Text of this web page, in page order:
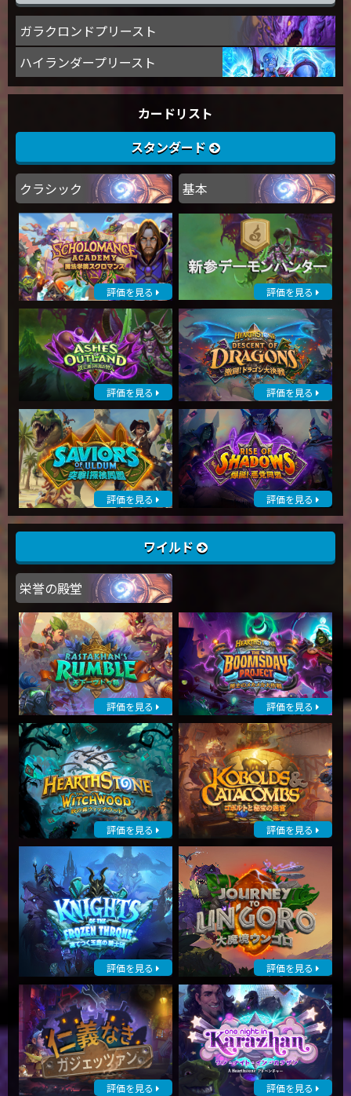
ガラクロンドプリースト
ハイランダープリースト
カードリスト
スタンダード
クラシック 基本
評価を見る 評価を見る
評価を見る 評価を見る
評価を見る 評価を見る
ワイルド
栄誉の殿堂
評価を見る 評価を見る
評価を見る 評価を見る
評価を見る 評価を見る
評価を見る 評価を見る